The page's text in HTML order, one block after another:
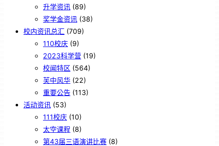
升学资讯 (89)
奖学金资讯 (38)
校内资讯总汇 (709)
110校庆 (9)
2023科学营 (19)
校闻特区 (564)
芙中风华 (22)
重要公告 (113)
活动资讯 (53)
111校庆 (10)
太空课程 (8)
第43届三语演讲比赛 (8)